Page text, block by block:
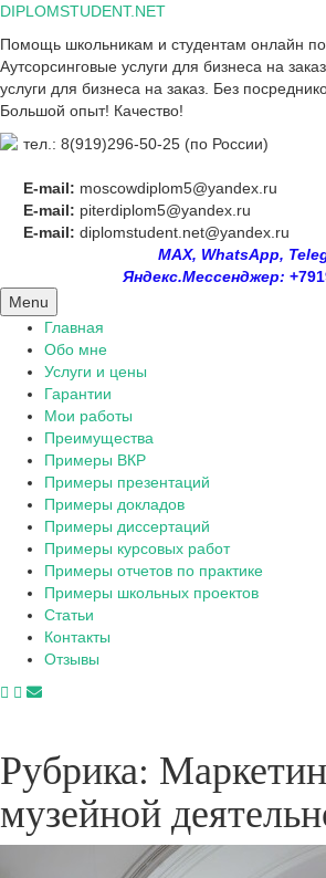
Skip
content
DIPLOMSTUDENT.NET
Помощь школьникам и студентам онлайн по
Аутсорсинговые услуги для бизнеса на
услуги для бизнеса на заказ. Без
Большой опыт! Качество!
тел.: 8(919)296-50-25 (по России)
E-mail: moscowdiplom5@yandex.ru
E-mail: piterdiplom5@yandex.ru
E-mail: diplomstudent.net@yandex.ru
MAX, WhatsApp,
Яндекс.Мессенджер:
Menu
Главная
Обо мне
Услуги и цены
Гарантии
Мои работы
Преимущества
Примеры ВКР
Примеры презентаций
Примеры докладов
Примеры диссертаций
Примеры курсовых работ
Примеры отчетов по практике
Примеры школьных проектов
Статьи
Контакты
Отзывы
Рубрика:
музейной